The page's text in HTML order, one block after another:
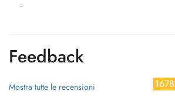
(Ne s'applique pas aux patients bénéficiaires
-
Feedback
Mostra tutte le recensioni 1678